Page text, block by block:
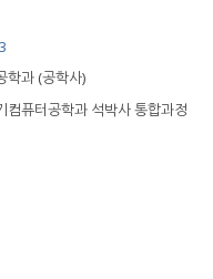
학과 (공학사)
퓨터공학과 석박사 통합과정